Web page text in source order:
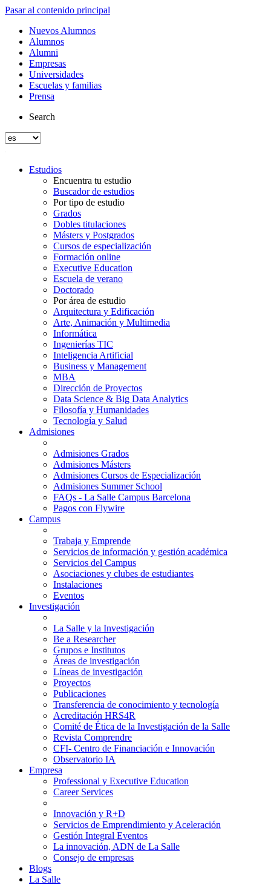
Pasar al contenido principal
Nuevos Alumnos
Alumnos
Alumni
Empresas
Universidades
Escuelas y familias
Prensa
Search
Estudios
Encuentra tu estudio
Buscador de estudios
Por tipo de estudio
Grados
Dobles titulaciones
Másters y Postgrados
Cursos de especialización
Formación online
Executive Education
Escuela de verano
Doctorado
Por área de estudio
Arquitectura y Edificación
Arte, Animación y Multimedia
Informática
Ingenierías TIC
Inteligencia Artificial
Business y Management
MBA
Dirección de Proyectos
Data Science & Big Data Analytics
Filosofía y Humanidades
Tecnología y Salud
Admisiones
Admisiones Grados
Admisiones Másters
Admisiones Cursos de Especialización
Admisiones Summer School
FAQs - La Salle Campus Barcelona
Pagos con Flywire
Campus
Trabaja y Emprende
Servicios de información y gestión académica
Servicios del Campus
Asociaciones y clubes de estudiantes
Instalaciones
Eventos
Investigación
La Salle y la Investigación
Be a Researcher
Grupos e Institutos
Áreas de investigación
Líneas de investigación
Proyectos
Publicaciones
Transferencia de conocimiento y tecnología
Acreditación HRS4R
Comité de Ética de la Investigación de la Salle
Revista Comprendre
CFI- Centro de Financiación e Innovación
Observatorio IA
Empresa
Professional y Executive Education
Career Services
Innovación y R+D
Servicios de Emprendimiento y Aceleración
Gestión Integral Eventos
La innovación, ADN de La Salle
Consejo de empresas
Blogs
La Salle